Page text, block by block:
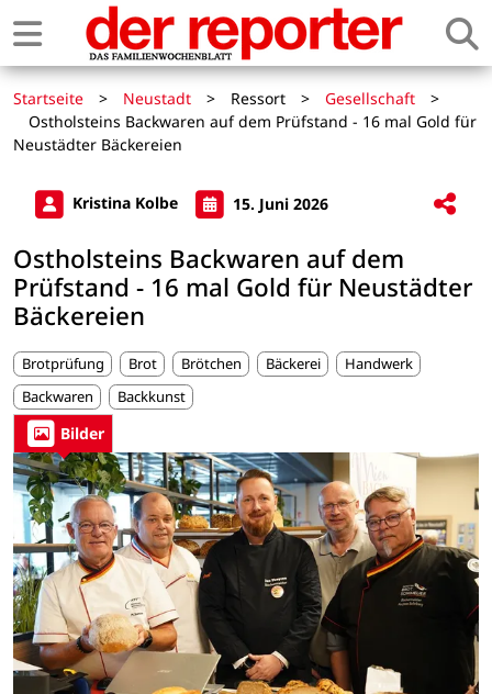
Startseite > Neustadt > Ressort > Gesellschaft
>
Ostholsteins Backwaren auf dem Prüfstand - 16 mal Gold für
Neustädter Bäckereien
Kristina Kolbe 15. Juni 2026
Ostholsteins Backwaren auf dem
Prüfstand - 16 mal Gold für Neustädter
Bäckereien
Brotprüfung Brot Brötchen Bäckerei
Handwerk
Backwaren
Backkunst
Bilder